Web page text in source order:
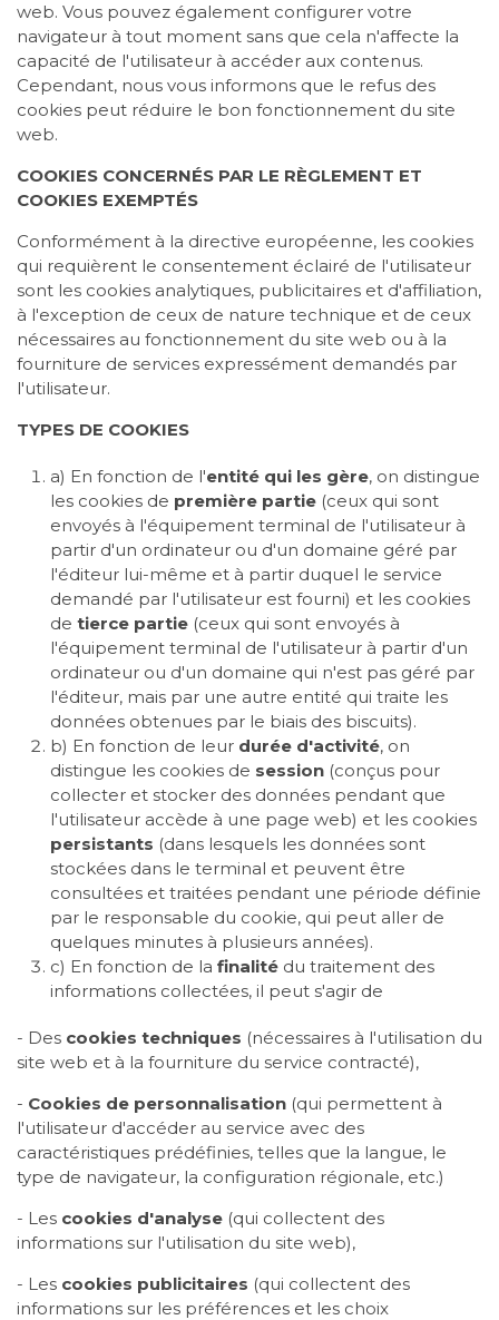
web. Vous pouvez également configurer votre
navigateur à tout moment sans que cela n'affecte la
capacité de l'utilisateur à accéder aux contenus.
Cependant, nous vous informons que le refus des
cookies peut réduire le bon fonctionnement du site
web.
COOKIES CONCERNÉS PAR LE RÈGLEMENT ET
COOKIES EXEMPTÉS
Conformément à la directive européenne, les cookies
qui requièrent le consentement éclairé de l'utilisateur
sont les cookies analytiques, publicitaires et d'affiliation,
à l'exception de ceux de nature technique et de ceux
nécessaires au fonctionnement du site web ou à la
fourniture de services expressément demandés par
l'utilisateur.
TYPES DE COOKIES
a) En fonction de l'entité qui les gère, on distingue
les cookies de première partie (ceux qui sont
envoyés à l'équipement terminal de l'utilisateur à
partir d'un ordinateur ou d'un domaine géré par
l'éditeur lui-même et à partir duquel le service
demandé par l'utilisateur est fourni) et les cookies
de tierce partie (ceux qui sont envoyés à
l'équipement terminal de l'utilisateur à partir d'un
ordinateur ou d'un domaine qui n'est pas géré par
l'éditeur, mais par une autre entité qui traite les
données obtenues par le biais des biscuits).
b) En fonction de leur durée d'activité, on
distingue les cookies de session (conçus pour
collecter et stocker des données pendant que
l'utilisateur accède à une page web) et les cookies
persistants (dans lesquels les données sont
stockées dans le terminal et peuvent être
consultées et traitées pendant une période définie
par le responsable du cookie, qui peut aller de
quelques minutes à plusieurs années).
c) En fonction de la finalité du traitement des
informations collectées, il peut s'agir de
- Des cookies techniques (nécessaires à l'utilisation du
site web et à la fourniture du service contracté),
- Cookies de personnalisation (qui permettent à
l'utilisateur d'accéder au service avec des
caractéristiques prédéfinies, telles que la langue, le
type de navigateur, la configuration régionale, etc.)
- Les cookies d'analyse (qui collectent des
informations sur l'utilisation du site web),
- Les cookies publicitaires (qui collectent des
informations sur les préférences et les choix